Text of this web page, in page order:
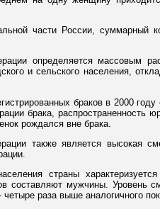
части России, суммарный
определяется массовым
и сельского населения,
браков в 2000
брака, распространенность
рождался вне брака.
также является высокая
страны
составляют мужчины. Уровень
раза выше аналогичного